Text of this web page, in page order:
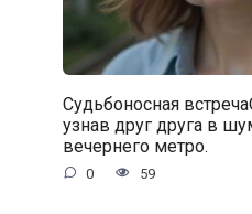
Судьбоносная
узнав друг друга в
вечернего метро.
0 59